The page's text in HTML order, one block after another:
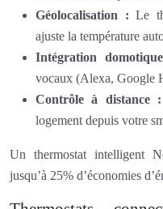
Géolocalisation :Le
ajuste la température
Intégration
vocaux (Alexa, Google
Contrôle à distance :
logement depuis votre
Un thermostat intelligent
jusqu’à 25% d’économies